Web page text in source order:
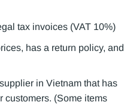
tax invoices (VAT 10%)
has a return policy, and
in Vietnam that has
customers. (Some items